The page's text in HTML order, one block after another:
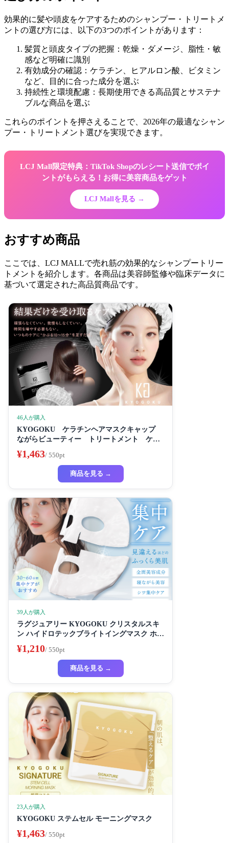
効果的に髪や頭皮をケアするためのシャンプー・トリートメ
ントの選び方には、以下の3つのポイントがあります：
髪質と頭皮タイプの把握：乾燥・ダメージ、脂性・敏
感など明確に識別
有効成分の確認：ケラチン、ヒアルロン酸、ビタミン
など、目的に合った成分を選ぶ
持続性と環境配慮：長期使用できる高品質とサステナ
ブルな商品を選ぶ
これらのポイントを押さえることで、2026年の最適なシャン
プー・トリートメント選びを実現できます。
LCJ Mall限定特典：TikTok Shopのレシート送信でポイ
ントがもらえる！お得に美容商品をゲット
LCJ Mallを見る →
おすすめ商品
ここでは、LCJ MALLで売れ筋の効果的なシャンプートリー
トメントを紹介します。各商品は美容師監修や臨床データに
基づいて選定された高品質商品です。
46人が購入
KYOGOKU ケラチンヘアマスクキャップ
ながらビューティー トリートメント ケラ
チン 保湿
¥1,463/ 550pt
商品を見る →
39人が購入
ラグジュアリー KYOGOKU クリスタルスキ
ン ハイドロテックブライトイングマスク ホワ
イトニングマスク 超濃厚保湿 ホワイトニング
フェイスパック ビューティーサロン監修者 シ
ートマスク ハイドラ 美容液
¥1,210/ 550pt
商品を見る →
23人が購入
KYOGOKU ステムセル モーニングマスク
¥1,463/ 550pt